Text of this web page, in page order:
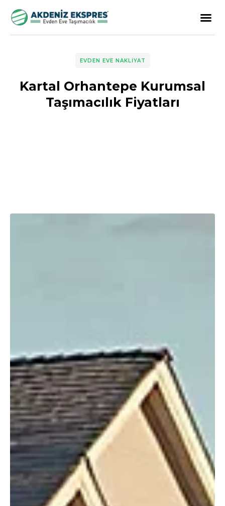
EVDEN EVE NAKLIYAT
Kartal Orhantepe Kurumsal
Taşımacılık Fiyatları